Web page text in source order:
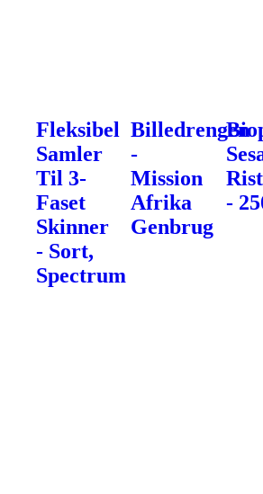
Fleksibel
Samler
Til 3-
Faset
Skinner
- Sort,
Spectrum
Billedrengen
-
Mission
Afrika
Genbrug
-